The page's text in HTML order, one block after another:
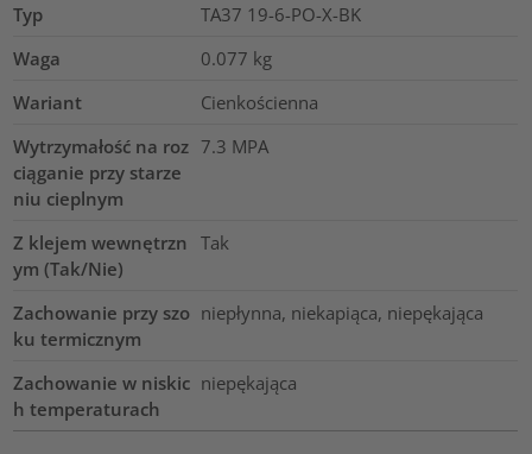
Typ
TA37 19-6-PO-X-BK
Waga
0.077 kg
Wariant
Cienkościenna
Wytrzymałość na roz
ciąganie przy starze
niu cieplnym
7.3 MPA
Z klejem wewnętrzn
ym (Tak/Nie)
Tak
Zachowanie przy szo
ku termicznym
niepłynna, niekapiąca, niepękająca
Zachowanie w niskic
h temperaturach
niepękająca